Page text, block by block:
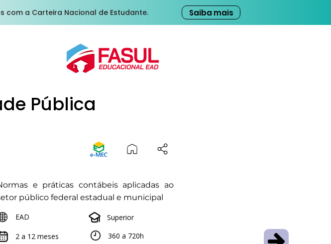
com a Carteira Nacional de Estudante. Saiba mais
Pública
e práticas contábeis aplicadas ao
público federal estadual e municipal
EAD
Superior
2 a 12 meses
360 a 720h